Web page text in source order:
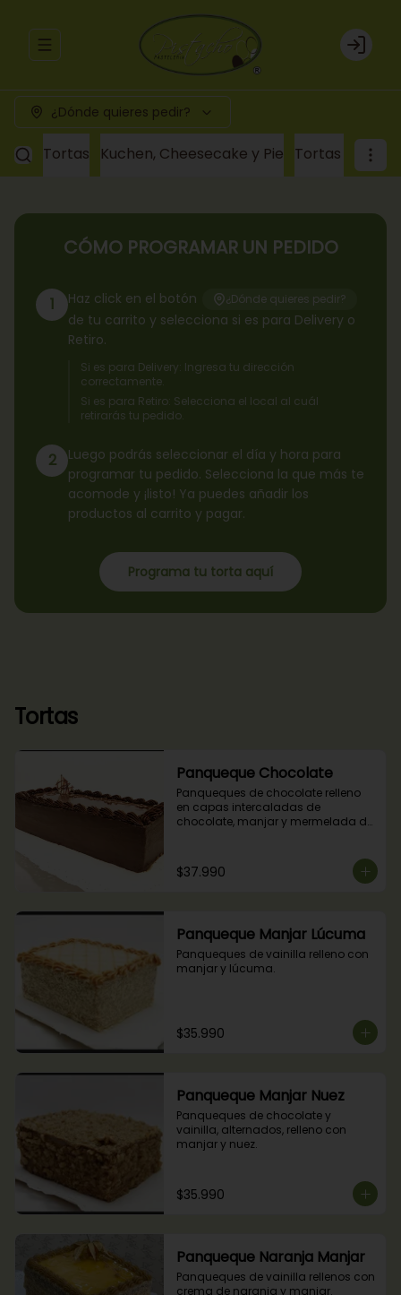
Abrir menu de navegación Login
¿Dónde quieres pedir?
Tortas Kuchen, Cheesecake y Pie Tortas a
CÓMO PROGRAMAR UN PEDIDO
1 Haz click en el botón ¿Dónde quieres pedir?
de tu carrito y selecciona si es para Delivery o
Retiro.
Si es para Delivery: Ingresa tu dirección
correctamente.
Si es para Retiro: Selecciona el local al cuál
retirarás tu pedido.
2
Luego podrás seleccionar el día y hora para
programar tu pedido. Selecciona la que más te
acomode y ¡listo! Ya puedes añadir los
productos al carrito y pagar.
Programa tu torta aquí
Tortas
Panqueque Chocolate
Panqueques de chocolate relleno
en capas intercaladas de
chocolate, manjar y mermelada de
$37.990
Panqueque Manjar Lúcuma
Panqueques de vainilla relleno con
manjar y lúcuma.
$35.990
Panqueque Manjar Nuez
Panqueques de chocolate y
vainilla, alternados, relleno con
manjar y nuez.
$35.990
Panqueque Naranja Manjar
Panqueques de vainilla rellenos con
crema de naranja y manjar.